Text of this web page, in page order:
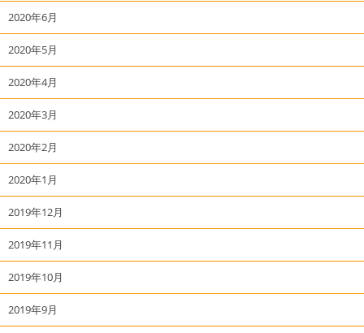
2020年6月
2020年5月
2020年4月
2020年3月
2020年2月
2020年1月
2019年12月
2019年11月
2019年10月
2019年9月